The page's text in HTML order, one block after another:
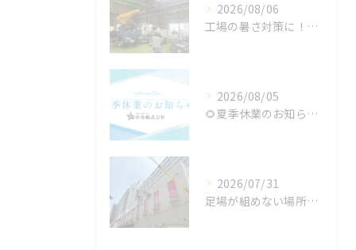
2026/08/06
工場の暑さ対策に！遮熱塗料「アドクールAQUA」施工前の温度測定を設置
2026/08/05
🌻夏季休業のお知らせ🌻
2026/07/31
足場が組めない場所でも施工可能！ロープアクセス工法の特徴と対応できる工事